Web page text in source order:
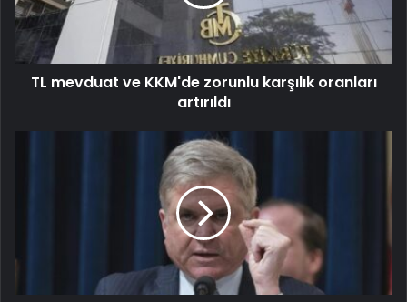
TL mevduat ve KKM'de zorunlu karşılık oranları
artırıldı